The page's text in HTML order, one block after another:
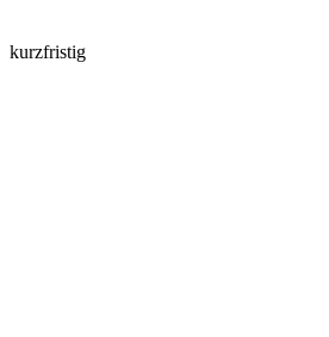
kurzfristig